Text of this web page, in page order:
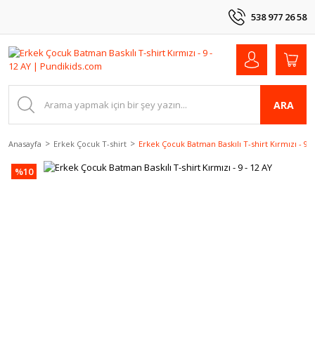
538 977 26 58
ARA
Anasayfa Erkek Çocuk T-shirt Erkek Çocuk Batman Baskılı T-shirt Kırmızı - 9 -
%10